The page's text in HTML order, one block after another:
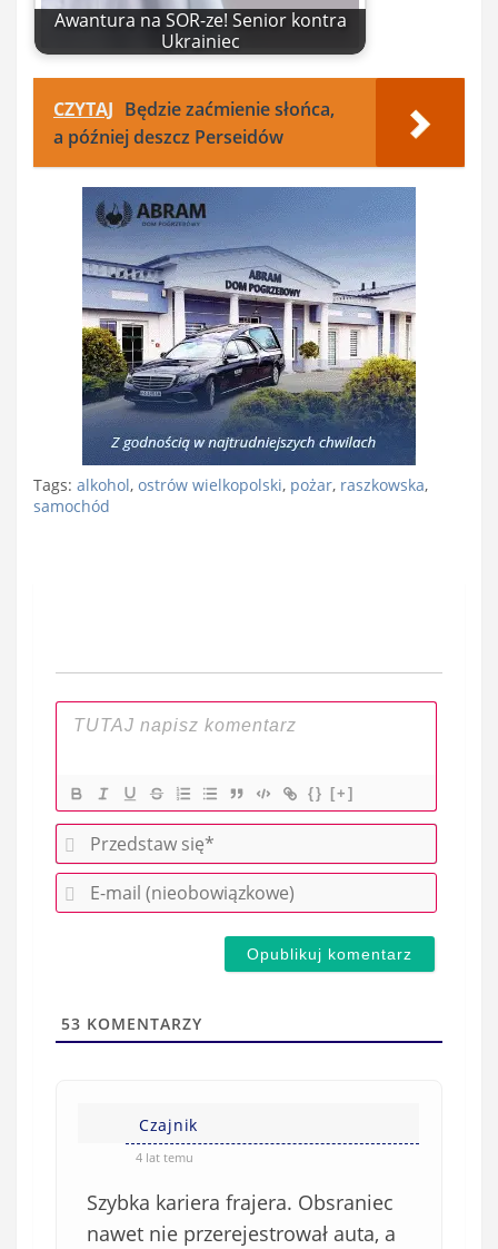
Awantura na SOR-ze! Senior kontra
Ukrainiec
CZYTAJ Będzie zaćmienie słońca,
a później deszcz Perseidów
Tags: alkohol, ostrów wielkopolski, pożar, raszkowska,
samochód
{} [+]
P
r
e
w
E
-
(
53 KOMENTARZY
Czajnik
4 lat temu
Szybka kariera frajera. Obsraniec
nawet nie przerejestrował auta, a